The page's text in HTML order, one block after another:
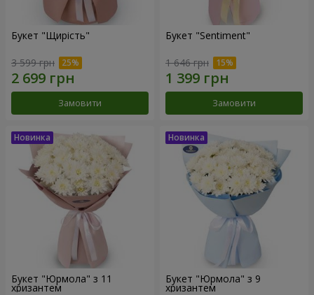
Букет "Щирість"
3 599 грн
Замовити
Букет "Sentiment"
1 646 грн
Замовити
Букет "Юрмола" з 11
хризантем
Букет "Юрмола" з 9
хризантем